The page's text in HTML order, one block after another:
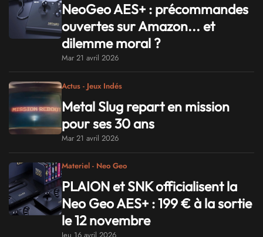
NeoGeo AES+ : précommandes
ouvertes sur Amazon... et
dilemme moral ?
Mar 21 avril 2026
Actus - Jeux Indés
Metal Slug repart en mission
pour ses 30 ans
Mar 21 avril 2026
Materiel - Neo Geo
PLAION et SNK officialisent la
Neo Geo AES+ : 199 € à la sortie
le 12 novembre